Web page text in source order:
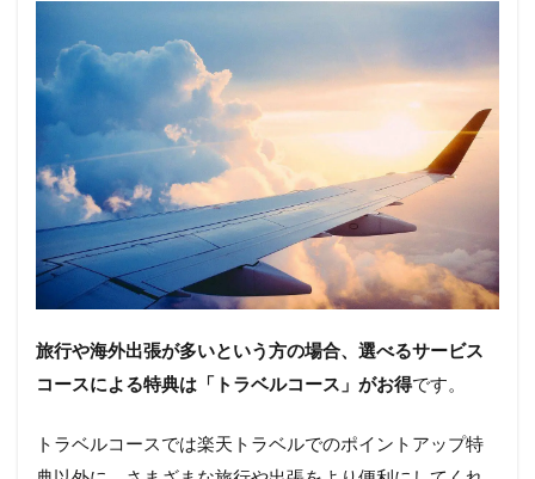
旅行や海外出張が多いという方の場合、選べるサービス
コースによる特典は「トラベルコース」がお得です。
トラベルコースでは楽天トラベルでのポイントアップ特